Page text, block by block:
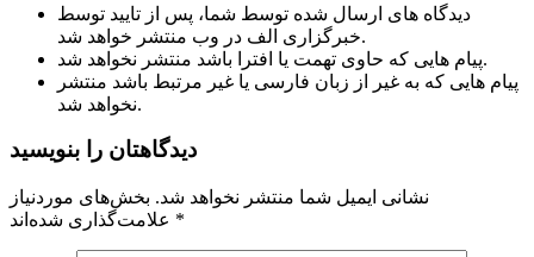
دیدگاه های ارسال شده توسط شما، پس از تایید توسط
خبرگزاری الف در وب منتشر خواهد شد.
پیام هایی که حاوی تهمت یا افترا باشد منتشر نخواهد شد.
پیام هایی که به غیر از زبان فارسی یا غیر مرتبط باشد منتشر
نخواهد شد.
دیدگاهتان را بنویسید
نشانی ایمیل شما منتشر نخواهد شد. بخش‌های موردنیاز
*